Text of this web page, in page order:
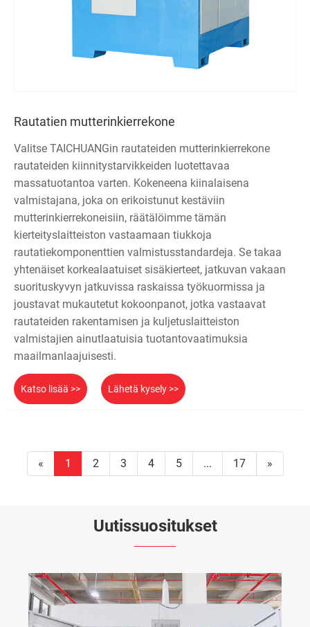
Rautatien mutterinkierrekone
Valitse TAICHUANGin rautateiden mutterinkierrekone
rautateiden kiinnitystarvikkeiden luotettavaa
massatuotantoa varten. Kokeneena kiinalaisena
valmistajana, joka on erikoistunut kestäviin
mutterinkierrekoneisiin, räätälöimme tämän
kierteityslaitteiston vastaamaan tiukkoja
rautatiekomponenttien valmistusstandardeja. Se takaa
yhtenäiset korkealaatuiset sisäkierteet, jatkuvan vakaan
suorituskyvyn jatkuvissa raskaissa työkuormissa ja
joustavat mukautetut kokoonpanot, jotka vastaavat
rautateiden rakentamisen ja kuljetuslaitteiston
valmistajien ainutlaatuisia tuotantovaatimuksia
maailmanlaajuisesti.
Katso lisää >> Lähetä kysely >>
« 1 2 3 4 5 ... 17 »
Uutissuositukset